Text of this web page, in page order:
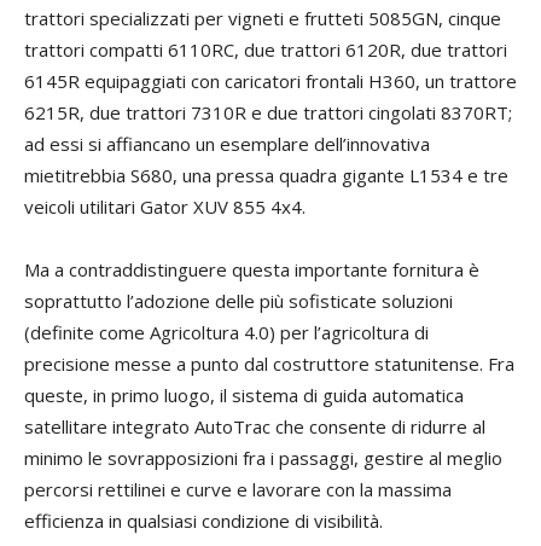
trattori specializzati per vigneti e frutteti 5085GN, cinque
trattori compatti 6110RC, due trattori 6120R, due trattori
6145R equipaggiati con caricatori frontali H360, un trattore
6215R, due trattori 7310R e due trattori cingolati 8370RT;
ad essi si affiancano un esemplare dell’innovativa
mietitrebbia S680, una pressa quadra gigante L1534 e tre
veicoli utilitari Gator XUV 855 4x4.
Ma a contraddistinguere questa importante fornitura è
soprattutto l’adozione delle più sofisticate soluzioni
(definite come Agricoltura 4.0) per l’agricoltura di
precisione messe a punto dal costruttore statunitense. Fra
queste, in primo luogo, il sistema di guida automatica
satellitare integrato AutoTrac che consente di ridurre al
minimo le sovrapposizioni fra i passaggi, gestire al meglio
percorsi rettilinei e curve e lavorare con la massima
efficienza in qualsiasi condizione di visibilità.